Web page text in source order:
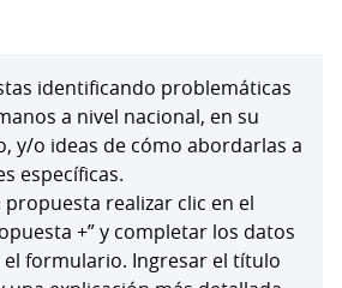
identificando problemáticas
a nivel nacional, en su
y/o ideas de cómo abordarlas a
específicas.
realizar clic en el
+” y completar los datos
el formulario. Ingresar el título